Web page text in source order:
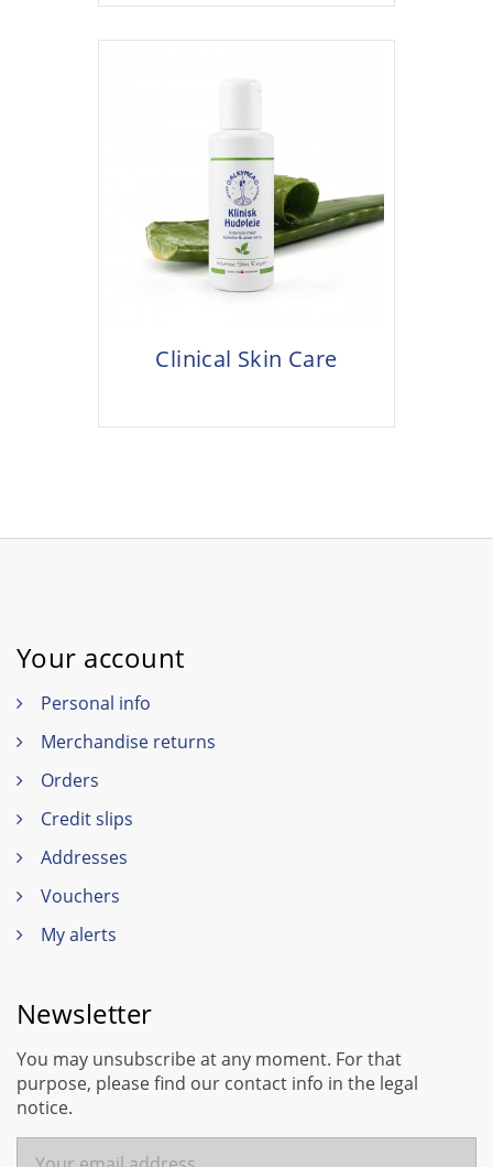
Clinical Skin Care
Your account
Personal info
Merchandise returns
Orders
Credit slips
Addresses
Vouchers
My alerts
Newsletter
You may unsubscribe at any moment. For that
purpose, please find our contact info in the legal
notice.